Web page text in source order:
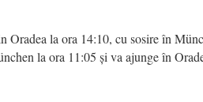
la ora 14:10, cu sosire în
la ora 11:05 și va ajunge în